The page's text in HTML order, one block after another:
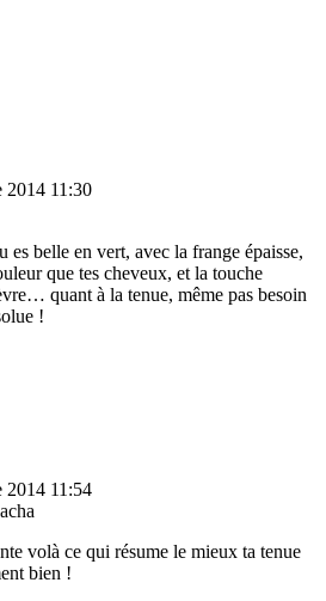
2014 11:30
es belle en vert, avec la frange épaisse,
que tes cheveux, et la touche
quant à la tenue, même pas besoin
!
2014 11:54
volà ce qui résume le mieux ta tenue
bien !